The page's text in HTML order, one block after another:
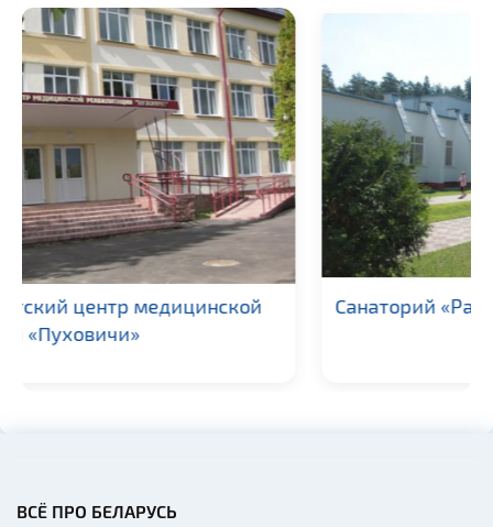
Санаторий «Рассвет-Любань»
ВСЁ ПРО БЕЛАРУСЬ